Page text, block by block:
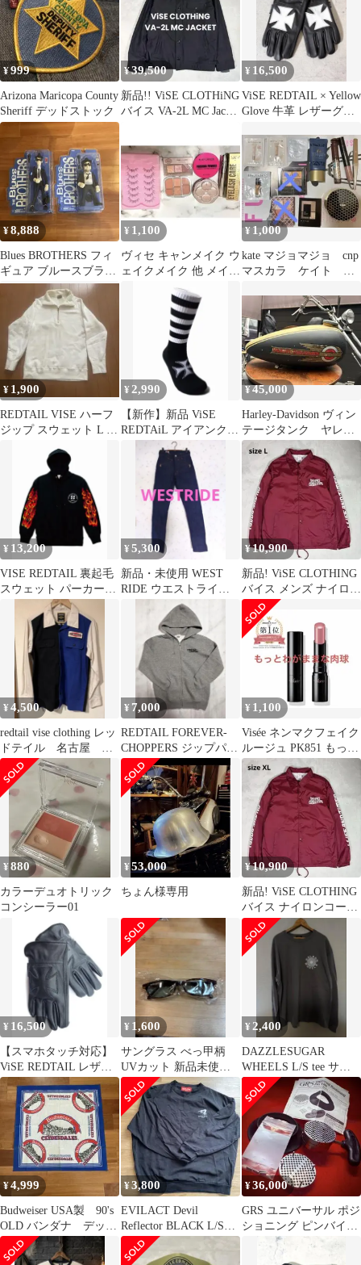
¥999
Arizona Maricopa County
Sheriff デッドストック
¥39,500
新品!! ViSE CLOTHiNG
バイス VA-2L MC Jacket
¥ 16,500
ViSE REDTAIL × Yellow
Glove 牛革 レザーグロ
¥8,888
Blues BROTHERS フィ
ギュア ブルースブラザ
ーズ デッドストック
¥ 1,100
ヴィセ キャンメイク ウ
ェイクメイク 他 メイク
アップ 7点 セット 詰め
¥ 1,000
kate マジョマジョ cnp
マスカラ ケイト ア
¥ 1,900
REDTAIL VISE ハーフ
ジップ スウェット L バ
¥ 2,990
【新作】新品 ViSE
REDTAiL アイアンクロ
ス ボーダー ソックス
¥45,000
Harley-Davidson ヴィン
テージタンク ヤレ加
工 マスタングタンク
¥ 13,200
VISE REDTAIL 裏起毛
スウェット パーカー
¥5,300
新品・未使用 WEST
RIDE ウエストライド
濃紺 デニム W26
¥10,900
新品! ViSE CLOTHING
バイス メンズ ナイロン
コーチジャケット L
¥4,500
redtail vise clothing レッ
ドテイル 名古屋 ワ
ークシャツ
¥ 7,000
REDTAIL FOREVER-
CHOPPERS ジップパー
カー L
¥ 1,100
Visée ネンマクフェイク
ルージュ PK851 もっと
わがままな肉球
¥880
カラーデュオトリック
コンシーラー01
¥53,000
ちょん様専用
¥10,900
新品! ViSE CLOTHING
バイス ナイロンコーチ
JK ワイン色 XL
¥ 16,500
【スマホタッチ対応】
ViSE REDTAIL レザー
グローブ L 黒 ハーレー
¥ 1,600
サングラス べっ甲柄
UVカット 新品未使
用 バイカーシェー
ド ハーレー
¥ 2,400
DAZZLESUGAR
WHEELS L/S tee サイ
ズXL
¥4,999
Budweiser USA製 90's
OLD バンダナ デッド
ストック
¥3,800
EVILACT Devil
Reflector BLACK L/S
TEE
¥36,000
GRS ユニバーサル ポジ
ショニング ピンバイス
彫刻台 カスタムパーツ